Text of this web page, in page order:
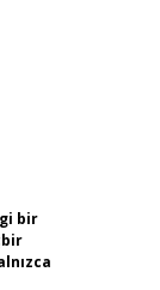
bir